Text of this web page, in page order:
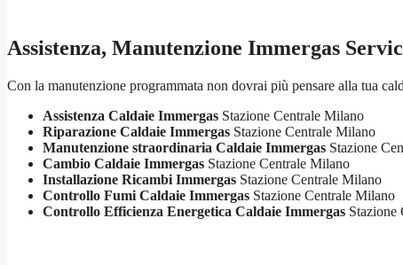
Assistenza, Manutenzione Immergas
Con la manutenzione programmata non dovrai più pensare alla tua
Assistenza Caldaie Immergas Stazione Centrale Milano
Riparazione Caldaie Immergas Stazione Centrale Milano
Manutenzione straordinaria Caldaie Immergas Stazione
Cambio Caldaie Immergas Stazione Centrale Milano
Installazione Ricambi Immergas Stazione Centrale Milano
Controllo Fumi Caldaie Immergas Stazione Centrale Milano
Controllo Efficienza Energetica Caldaie Immergas Stazione